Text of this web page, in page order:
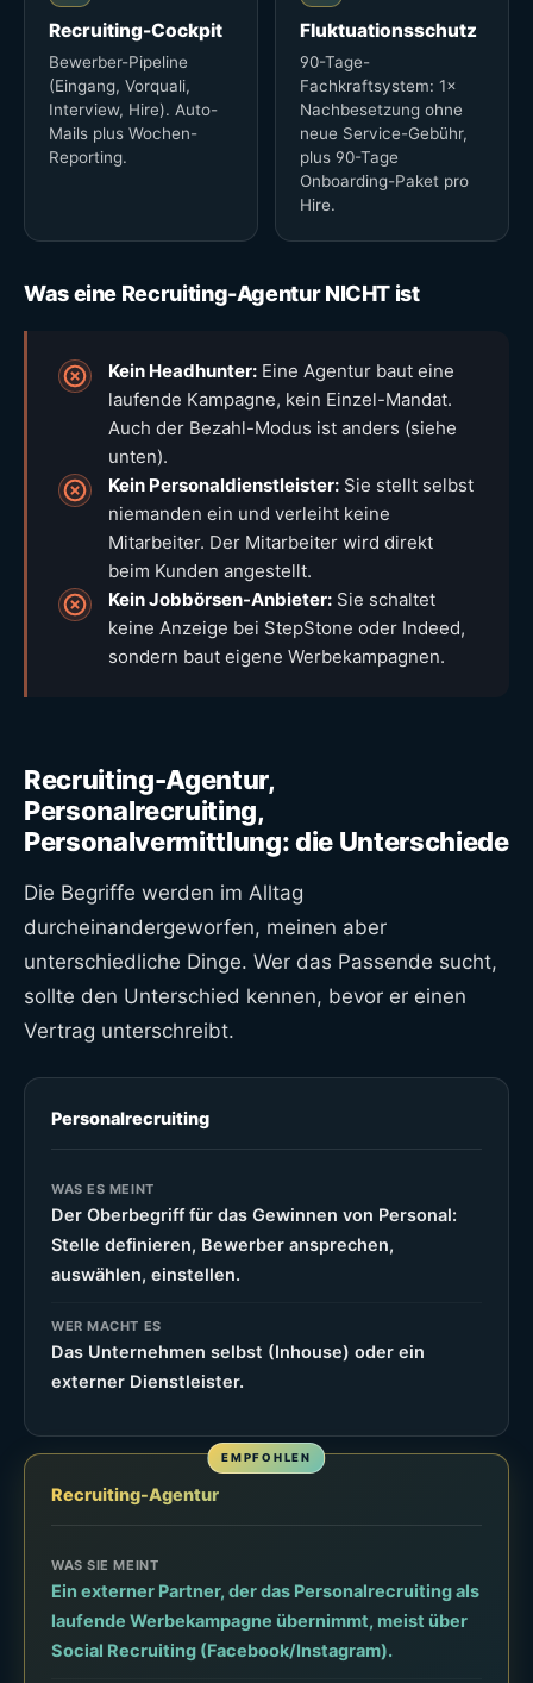
Recruiting-Cockpit
Bewerber-Pipeline
(Eingang, Vorquali,
Interview, Hire). Auto-
Mails plus Wochen-
Reporting.
Fluktuationsschutz
90-Tage-
Fachkraftsystem: 1×
Nachbesetzung ohne
neue Service-Gebühr,
plus 90-Tage
Onboarding-Paket pro
Hire.
Was eine Recruiting-Agentur NICHT ist
Kein Headhunter: Eine Agentur baut eine
laufende Kampagne, kein Einzel-Mandat.
Auch der Bezahl-Modus ist anders (siehe
unten).
Kein Personaldienstleister: Sie stellt selbst
niemanden ein und verleiht keine
Mitarbeiter. Der Mitarbeiter wird direkt
beim Kunden angestellt.
Kein Jobbörsen-Anbieter: Sie schaltet
keine Anzeige bei StepStone oder Indeed,
sondern baut eigene Werbekampagnen.
Recruiting-Agentur,
Personalrecruiting,
Personalvermittlung: die Unterschiede
Die Begriffe werden im Alltag
durcheinandergeworfen, meinen aber
unterschiedliche Dinge. Wer das Passende sucht,
sollte den Unterschied kennen, bevor er einen
Vertrag unterschreibt.
Personalrecruiting
WAS ES MEINT
Der Oberbegriff für das Gewinnen von Personal:
Stelle definieren, Bewerber ansprechen,
auswählen, einstellen.
WER MACHT ES
Das Unternehmen selbst (Inhouse) oder ein
externer Dienstleister.
Recruiting-Agentur
WAS SIE MEINT
Ein externer Partner, der das Personalrecruiting als
laufende Werbekampagne übernimmt, meist über
Social Recruiting (Facebook/Instagram).